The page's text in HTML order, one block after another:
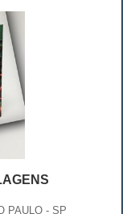
e, como benefício
alavancadas.As
e funcionais para
em uma melhor
O acabamento
e detalhado, de
bem no que o
em diversos
benefícios
alho; Saquinhos
PAULO - SP